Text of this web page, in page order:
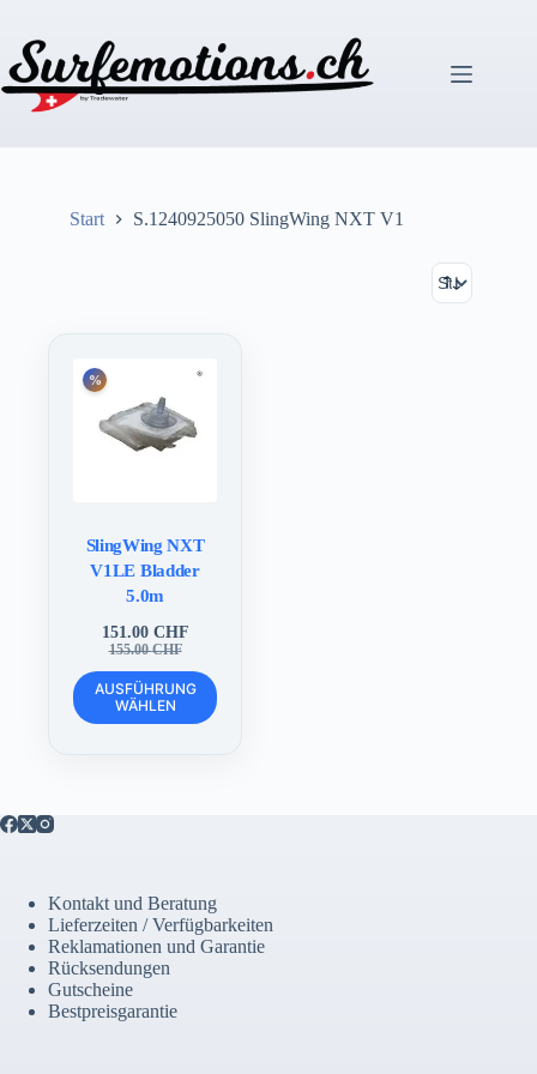
springen
Start S.1240925050 SlingWing NXT V1
SlingWing NXT
V1LE Bladder
5.0m
155.00CHF
Ursprünglicher
Preis
war:
155.00 CHF
151.00 CHF
Aktueller
Preis
ist:
151.00 CHF.
AUSFÜHRUNG
WÄHLEN
Dieses
Produkt
weist
der
Produktseite
gewählt
werden
Kontakt und Beratung
Lieferzeiten / Verfügbarkeiten
Reklamationen und Garantie
Rücksendungen
Gutscheine
Bestpreisgarantie